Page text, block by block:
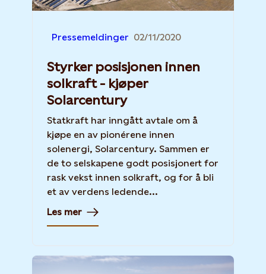
Pressemeldinger 02/11/2020
Styrker posisjonen innen
solkraft - kjøper
Solarcentury
Statkraft har inngått avtale om å
kjøpe en av pionérene innen
solenergi, Solarcentury. Sammen er
de to selskapene godt posisjonert for
rask vekst innen solkraft, og for å bli
et av verdens ledende...
Les mer